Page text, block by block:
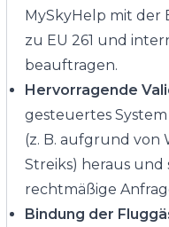
MySkyHelp mit der
zu EU 261 und
beauftragen.
Hervorragende
gesteuertes
(z. B. aufgrund
Streiks) heraus und
rechtmäßige
Bindung der